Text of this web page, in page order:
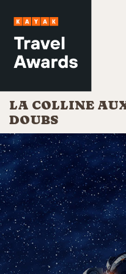
LA COLLINE
DOUBS